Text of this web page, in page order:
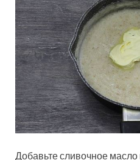
Добавьте сливочное